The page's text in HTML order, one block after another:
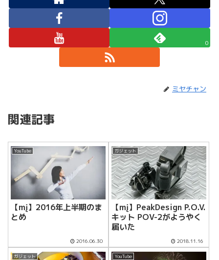
0
ミヤチャン
関連記事
YouTube
【mį】2016年上半期のま
とめ
2016.06.30
ガジェット
【mį】PeakDesign P.O.V.
キット POV-2がようやく
届いた
2018.11.16
ガジェット YouTube